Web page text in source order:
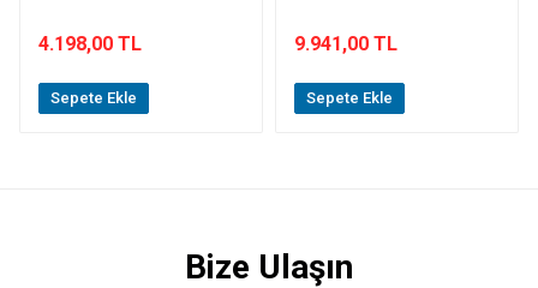
4.198,00 TL
Sepete Ekle
9.941,00 TL
Sepete Ekle
Bize Ulaşın